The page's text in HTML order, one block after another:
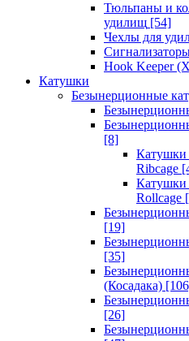
Тюльпаны и
удилищ [54]
Чехлы для
Hook Keeper
Катушки
Безынерционные
[8]
Катушки
Ribcage
Катушки
Rollcage
[19]
[35]
(Косадака)
[26]